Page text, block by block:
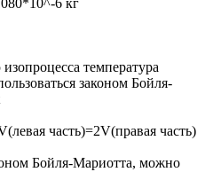
6 кг
температура
законом Бойля-
часть)=2V(правая часть)
Бойля-Мариотта, можно